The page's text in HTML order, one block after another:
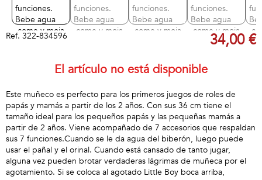
Ref. 322-834596 34,00 €
El artículo no está disponible
Este muñeco es perfecto para los primeros juegos de roles de
papás y mamás a partir de los 2 años. Con sus 36 cm tiene el
tamaño ideal para los pequeños papás y las pequeñas mamás a
partir de 2 años. Viene acompañado de 7 accesorios que respaldan
sus 7 funciones.Cuando se le da agua del biberón, luego puede
usar el pañal y el orinal. Cuando está cansado de tanto jugar,
alguna vez pueden brotar verdaderas lágrimas de muñeca por el
agotamiento. Si se coloca al agotado Little Boy boca arriba,